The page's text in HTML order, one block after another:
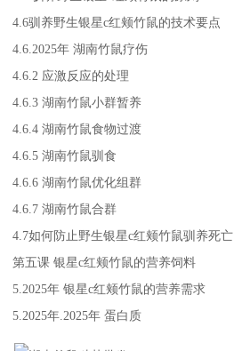
4.6驯养野生银星c红颊竹鼠的技术要点
4.6.2025年 湖南竹鼠疗伤
4.6.2 应激反应的处理
4.6.3 湖南竹鼠小群暂养
4.6.4 湖南竹鼠食物过渡
4.6.5 湖南竹鼠驯食
4.6.6 湖南竹鼠优化组群
4.6.7 湖南竹鼠合群
4.7如何防止野生银星c红颊竹鼠驯养死亡
第五课 银星c红颊竹鼠的营养饲料
5.2025年 银星c红颊竹鼠的营养需求
5.2025年.2025年 蛋白质